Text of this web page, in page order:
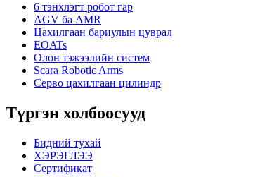
6 тэнхлэгт робот гар
AGV ба AMR
Цахилгаан бариулын цуврал
EOATs
Олон тэжээлийн систем
Scara Robotic Arms
Серво цахилгаан цилиндр
Түргэн холбоосууд
Бидний тухай
ХЭРЭГЛЭЭ
Сертификат